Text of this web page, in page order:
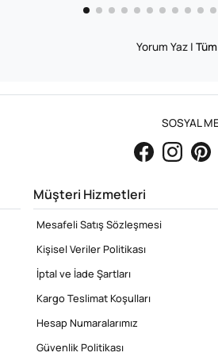
Yorum Yaz |
SOSYAL
Müşteri Hizmetleri
Mesafeli Satış Sözleşmesi
Kişisel Veriler Politikası
İptal ve İade Şartları
Kargo Teslimat Koşulları
Hesap Numaralarımız
Güvenlik Politikası